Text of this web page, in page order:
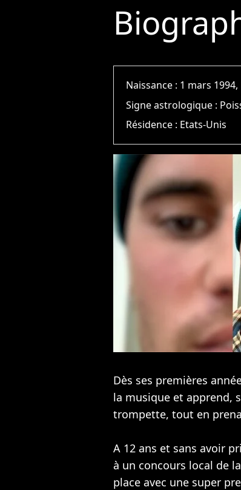
Naissance : 1 mars
Signe astrologique :
Résidence : Etats-Unis
Dès ses premières
la musique et apprend,
trompette, tout en
A 12 ans et sans avoir
à un concours local de
place avec une super